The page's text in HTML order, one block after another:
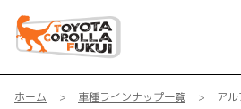
ホーム 車種ラインナップ一覧 ア